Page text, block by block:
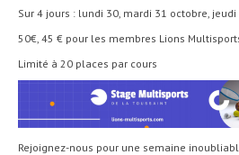
Sur 4 jours : lundi 30, mardi 31 octobre,
50€, 45 € pour les membres Lions
Limité à 20 places par cours
Rejoignez-nous pour une semaine